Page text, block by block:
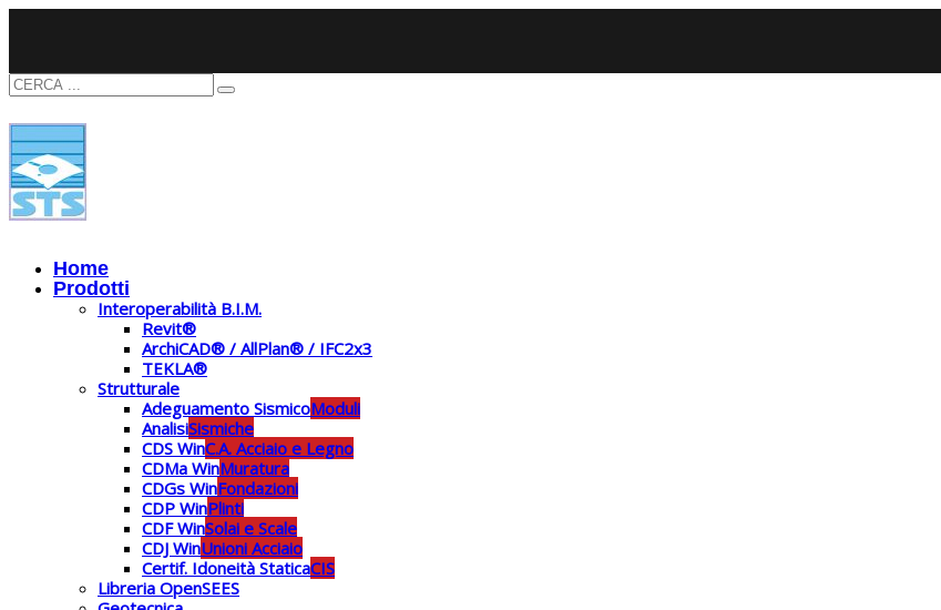
Home
Prodotti
Interoperabilità B.I.M.
Revit®
ArchiCAD® / AllPlan® / IFC2x3
TEKLA®
Strutturale
Adeguamento SismicoModuli
AnalisiSismiche
CDS WinC.A. Acciaio e Legno
CDMa WinMuratura
CDGs WinFondazioni
CDP WinPlinti
CDF WinSolai e Scale
CDJ WinUnioni Acciaio
Certif. Idoneità StaticaCIS
Libreria OpenSEES